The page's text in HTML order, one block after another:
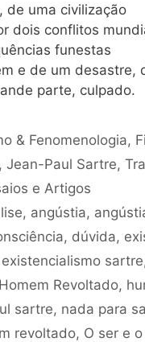
de uma civilização
dois conflitos
funestas
e de um desastre,
parte, culpado.
& Fenomenologia,
, Jean-Paul Sartre,
e Artigos
, angústia,
, dúvida,
existencialismo sartre
Homem Revoltado,
sartre, nada para
revoltado, O ser e